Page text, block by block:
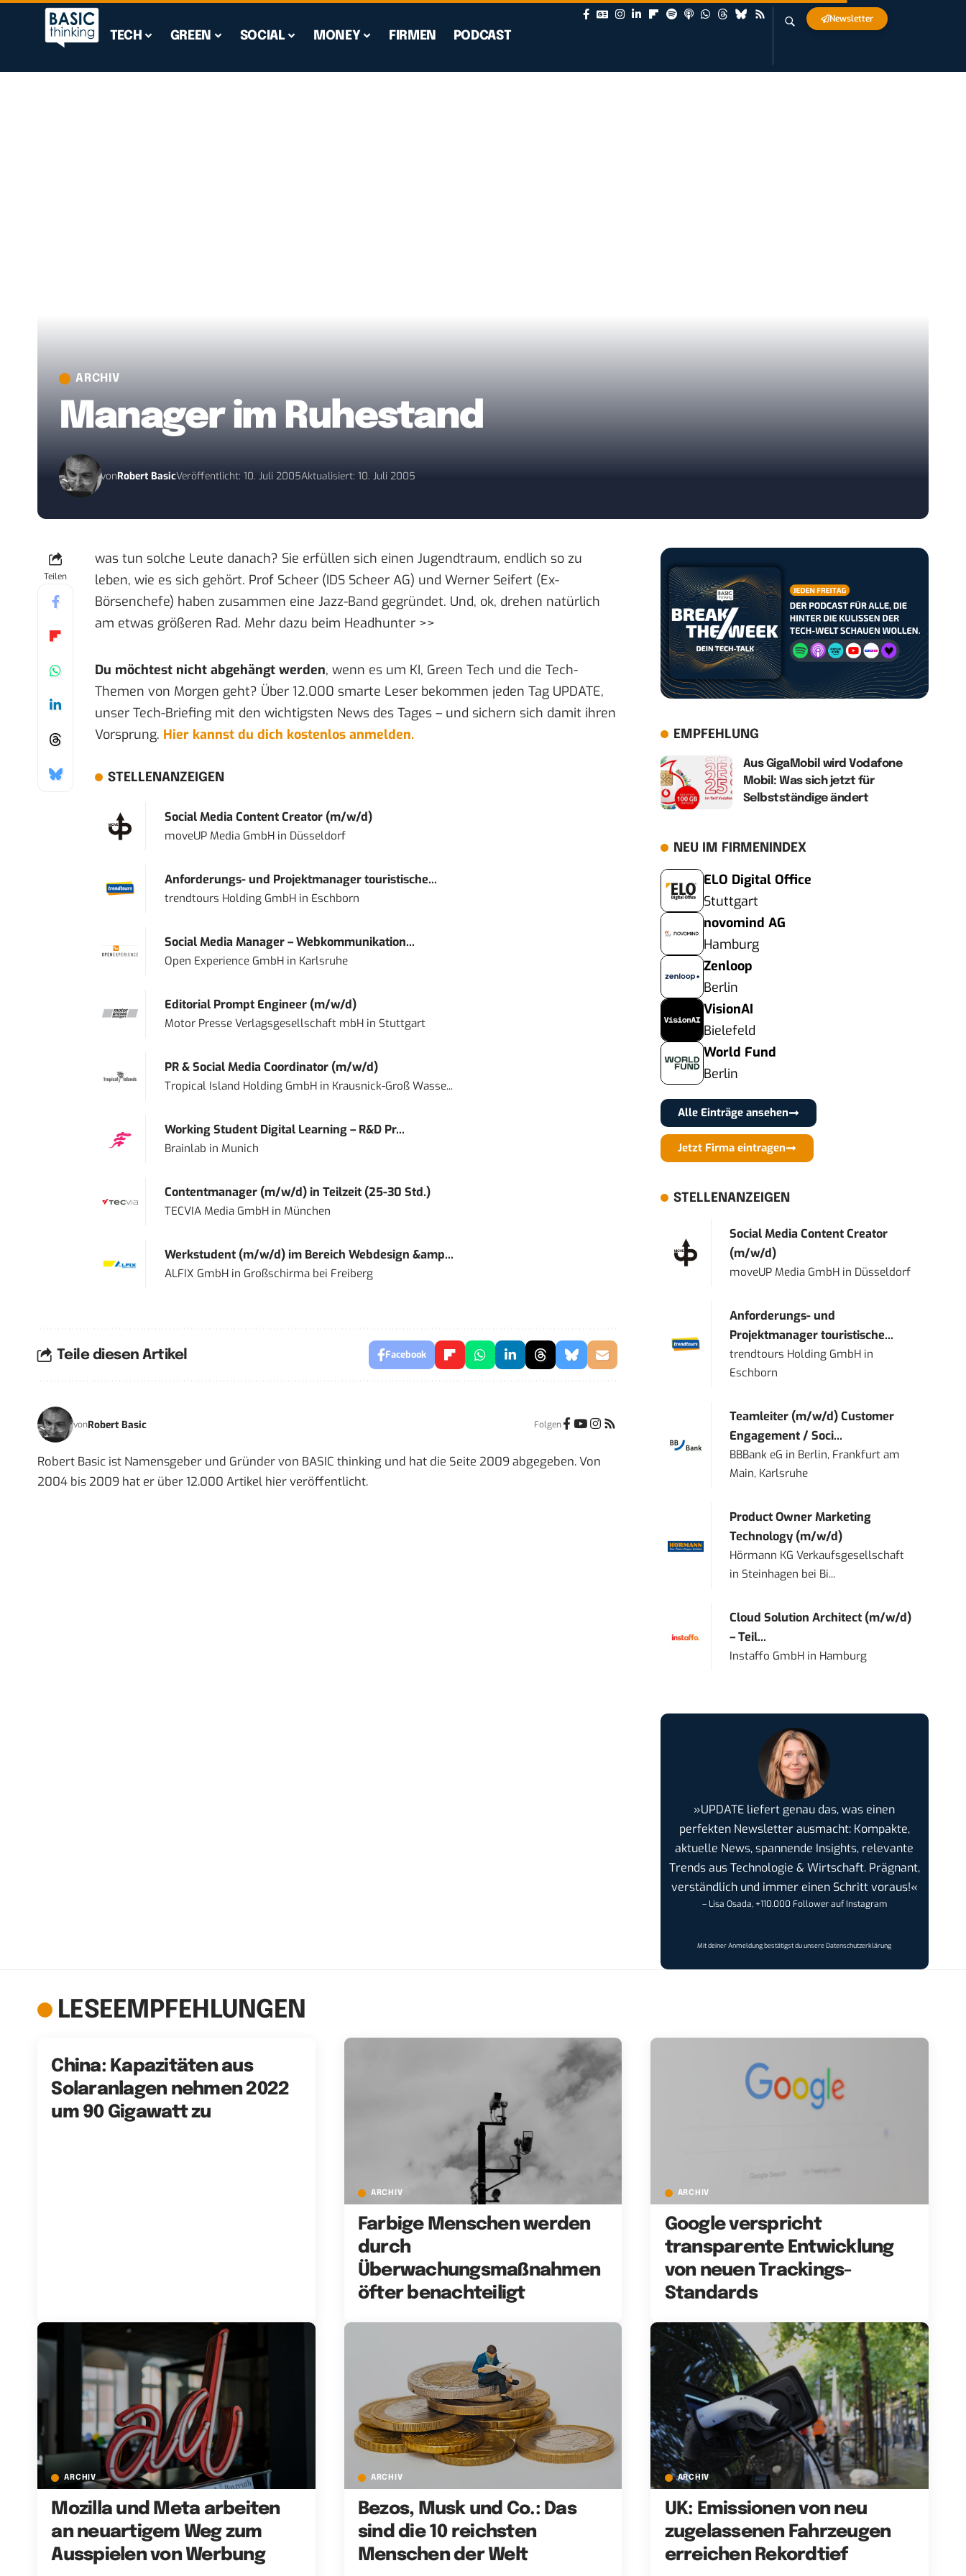
TECH GREEN SOCIAL MONEY FIRMEN PODCAST
Newsletter
ARCHIV
Manager im Ruhestand
vonRobert BasicVeröffentlicht: 10. Juli 2005Aktualisiert: 10. Juli 2005
Teilen
was tun solche Leute danach? Sie erfüllen sich einen Jugendtraum, endlich so zu
leben, wie es sich gehört. Prof Scheer (IDS Scheer AG) und Werner Seifert (Ex-
Börsenchefe) haben zusammen eine Jazz-Band gegründet. Und, ok, drehen natürlich
am etwas größeren Rad. Mehr dazu beim Headhunter >>
Du möchtest nicht abgehängt werden, wenn es um KI, Green Tech und die Tech-
Themen von Morgen geht? Über 12.000 smarte Leser bekommen jeden Tag UPDATE,
unser Tech-Briefing mit den wichtigsten News des Tages – und sichern sich damit ihren
Vorsprung. Hier kannst du dich kostenlos anmelden.
STELLENANZEIGEN
Social Media Content Creator (m/w/d)
moveUP Media GmbHin Düsseldorf
Anforderungs- und Projektmanager touristische...
trendtours Holding GmbHin Eschborn
Social Media Manager – Webkommunikation...
Open Experience GmbHin Karlsruhe
Editorial Prompt Engineer (m/w/d)
Motor Presse Verlagsgesellschaft mbHin Stuttgart
PR & Social Media Coordinator (m/w/d)
Tropical Island Holding GmbHin Krausnick-Groß Wasse...
Working Student Digital Learning – R&D Pr...
Brainlab in Munich
Contentmanager (m/w/d) in Teilzeit (25-30 Std.)
TECVIA Media GmbHin München
Werkstudent (m/w/d) im Bereich Webdesign &amp...
ALFIX GmbHin Großschirma bei Freiberg
Teile diesen Artikel Facebook
vonRobert Basic Folgen
Robert Basic ist Namensgeber und Gründer von BASIC thinking und hat die Seite 2009 abgegeben. Von
2004 bis 2009 hat er über 12.000 Artikel hier veröffentlicht.
EMPFEHLUNG
Aus GigaMobil wird Vodafone
Mobil: Was sich jetzt für
Selbstständige ändert
NEU IM FIRMENINDEX
ELO Digital Office
Stuttgart
novomind AG
Hamburg
Zenloop
Berlin
VisionAI
Bielefeld
World Fund
Berlin
Alle Einträge ansehen
Jetzt Firma eintragen
STELLENANZEIGEN
Social Media Content Creator
(m/w/d)
moveUP Media GmbH in Düsseldorf
Anforderungs- und
Projektmanager touristische...
trendtours Holding GmbH in
Eschborn
Teamleiter (m/w/d) Customer
Engagement / Soci...
BBBank eG in Berlin, Frankfurt am
Main, Karlsruhe
Product Owner Marketing
Technology (m/w/d)
Hörmann KG Verkaufsgesellschaft
in Steinhagen bei Bi...
Cloud Solution Architect (m/w/d)
– Teil...
Instaffo GmbH in Hamburg
»UPDATE liefert genau das, was einen
perfekten Newsletter ausmacht: Kompakte,
aktuelle News, spannende Insights, relevante
Trends aus Technologie & Wirtschaft. Prägnant,
verständlich und immer einen Schritt voraus!«
– Lisa Osada, +110.000 Follower auf Instagram
Mit deiner Anmeldung bestätigst du unsereDatenschutzerklärung
LESEEMPFEHLUNGEN
China: Kapazitäten aus
Solaranlagen nehmen 2022
um 90 Gigawatt zu
ARCHIV
Farbige Menschen werden
durch
Überwachungsmaßnahmen
öfter benachteiligt
ARCHIV
Google verspricht
transparente Entwicklung
von neuen Trackings-
Standards
ARCHIV
Mozilla und Meta arbeiten
an neuartigem Weg zum
Ausspielen von Werbung
ARCHIV
Bezos, Musk und Co.: Das
sind die 10 reichsten
Menschen der Welt
ARCHIV
UK: Emissionen von neu
zugelassenen Fahrzeugen
erreichen Rekordtief